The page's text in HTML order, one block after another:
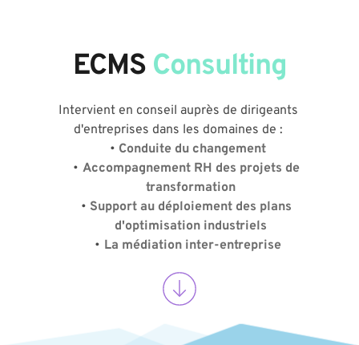
ECMS Consulting
Intervient en conseil auprès de dirigeants
d'entreprises dans les domaines de :
Conduite du changement
Accompagnement RH des projets de
transformation
Support au déploiement des plans
d'optimisation industriels
La médiation inter-entreprise